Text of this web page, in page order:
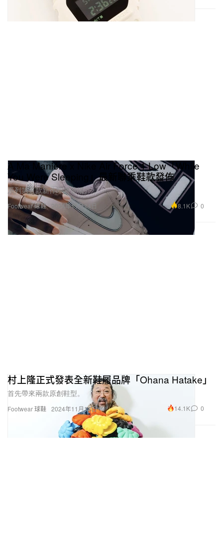
Footwear 球鞋
A Ma Maniére x Nike Air Force 1 Low「While
You Were Sleeping」最新聯乘鞋款發佈
系列第五款新作即將登場。
2024年11月14日 8.1K 0
Footwear 球鞋
村上隆正式發表全新鞋履品牌「Ohana Hatake」
首先帶來兩款原創鞋型。
2024年11月14日 14.1K 0